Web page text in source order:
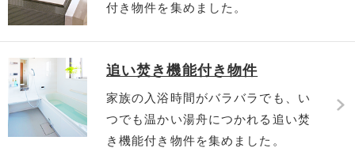
付き物件を集めました。
追い焚き機能付き物件
家族の入浴時間がバラバラでも、い
つでも温かい湯舟につかれる追い焚
き機能付き物件を集めました。